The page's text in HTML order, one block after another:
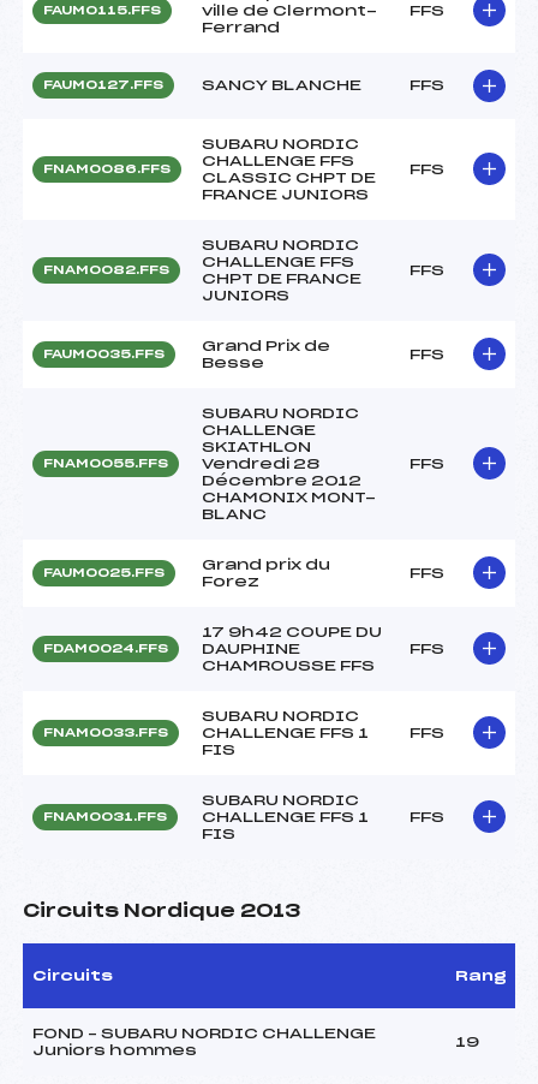
FAUM0115.FFS
ville de Clermont-
Ferrand
FFS
FAUM0127.FFS SANCY BLANCHE FFS
FNAM0086.FFS
SUBARU NORDIC
CHALLENGE FFS
CLASSIC CHPT DE
FRANCE JUNIORS
FFS
FNAM0082.FFS
SUBARU NORDIC
CHALLENGE FFS
CHPT DE FRANCE
JUNIORS
FFS
FAUM0035.FFS
Grand Prix de
Besse
FFS
FNAM0055.FFS
SUBARU NORDIC
CHALLENGE
SKIATHLON
Vendredi 28
Décembre 2012
CHAMONIX MONT-
BLANC
FFS
FAUM0025.FFS
Grand prix du
Forez
FFS
FDAM0024.FFS
17 9h42 COUPE DU
DAUPHINE
CHAMROUSSE FFS
FFS
FNAM0033.FFS
SUBARU NORDIC
CHALLENGE FFS 1
FIS
FFS
FNAM0031.FFS
SUBARU NORDIC
CHALLENGE FFS 1
FIS
FFS
Circuits Nordique 2013
Circuits Rang
FOND – SUBARU NORDIC CHALLENGE
Juniors hommes
19